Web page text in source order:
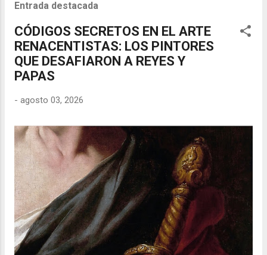
Entrada destacada
CÓDIGOS SECRETOS EN EL ARTE
RENACENTISTAS: LOS PINTORES
QUE DESAFIARON A REYES Y
PAPAS
- agosto 03, 2026